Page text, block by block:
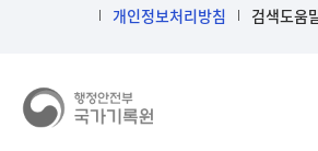
개인정보처리방침
검색도움